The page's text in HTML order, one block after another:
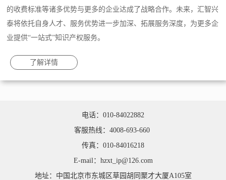
的收费标准等诸多优势与更多的企业达成了战略合作。未来，汇智兴
泰将依托自身人才、服务优势进一步加深、拓展服务深度，为更多企
业提供“一站式”知识产权服务。
了解详情
电话：010-84022882
客服热线：4008-693-660
传真：010-84016218
E-mail：hzxt_ip@126.com
地址：中国北京市东城区草园胡同聚才大厦A105室